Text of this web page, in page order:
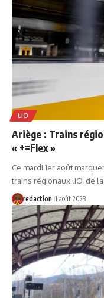
LIO
Ariège : Trains
« +=Flex »
Ce mardi 1er août
trains régionaux liO, de
redaction 1 août 2023